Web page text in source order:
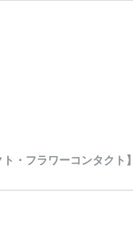
・フラワーコンタクト